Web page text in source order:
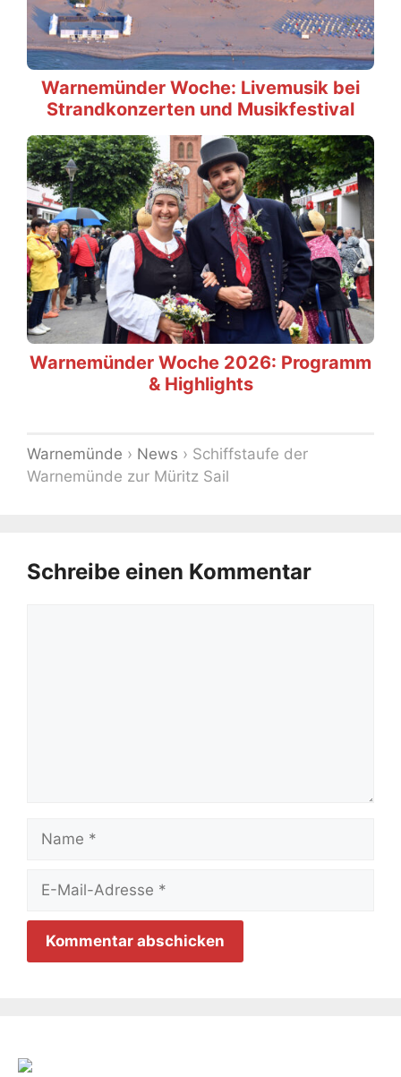
Warnemünder Woche: Livemusik bei
Strandkonzerten und Musikfestival
Warnemünder Woche 2026: Programm
& Highlights
Warnemünde › News › Schiffstaufe der
Warnemünde zur Müritz Sail
Schreibe einen Kommentar
Mail-
Adresse